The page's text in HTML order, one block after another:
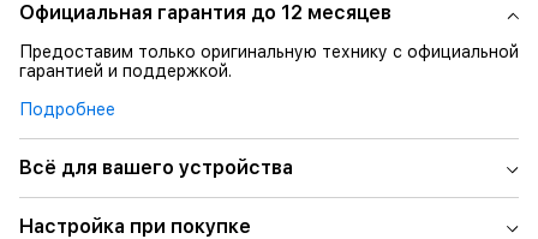
Официальная гарантия до 12 месяцев
Предоставим только оригинальную технику с официальной
гарантией и поддержкой.
Подробнее
Всё для вашего устройства
Настройка при покупке